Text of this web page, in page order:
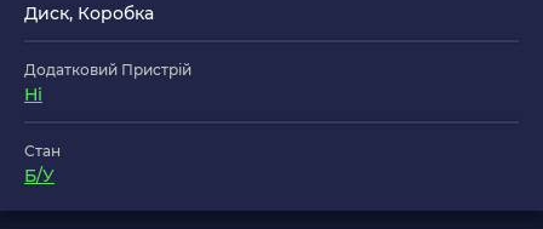
Диск, Коробка
Додатковий Пристрій
Ні
Стан
Б/У